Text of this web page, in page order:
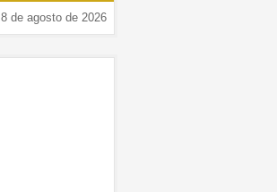
8 de agosto de 2026